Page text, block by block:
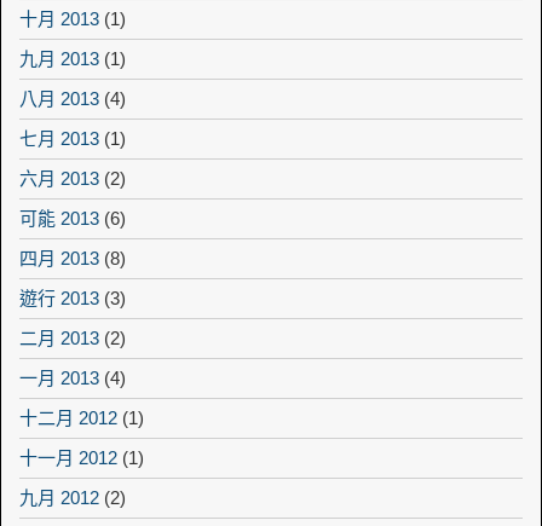
十月 2013 (1)
九月 2013 (1)
八月 2013 (4)
七月 2013 (1)
六月 2013 (2)
可能 2013 (6)
四月 2013 (8)
遊行 2013 (3)
二月 2013 (2)
一月 2013 (4)
十二月 2012 (1)
十一月 2012 (1)
九月 2012 (2)